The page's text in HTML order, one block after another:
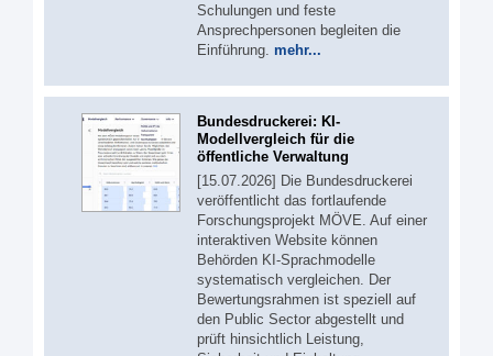
Schulungen und feste
Ansprechpersonen begleiten die
Einführung. mehr...
Bundesdruckerei: KI-
Modellvergleich für die
öffentliche Verwaltung
[15.07.2026] Die Bundesdruckerei
veröffentlicht das fortlaufende
Forschungsprojekt MÖVE. Auf einer
interaktiven Website können
Behörden KI-Sprachmodelle
systematisch vergleichen. Der
Bewertungsrahmen ist speziell auf
den Public Sector abgestellt und
prüft hinsichtlich Leistung,